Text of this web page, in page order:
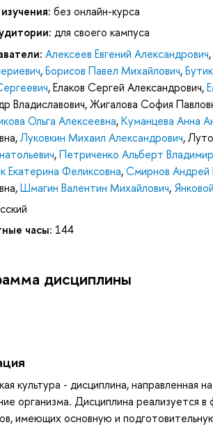
без онлайн-курса
для своего кампуса
Алексеев Евгений Александрович,
,Борисов Павел Михайлович,
,Елаков Сергей Александрович,
Владиславович,Жигалова София
Ольга Алексеевна,Куманцева Анна
,Луковкин Михаил Александрович,
,Петриченко Альберт
Екатерина Феликсовна,Смирнов Андрей
,Шмагин Валентин Михайлович,
часы: 144
дисциплины
культура - дисциплина, направленная
организма. Дисциплина реализуется
имеющих основную и